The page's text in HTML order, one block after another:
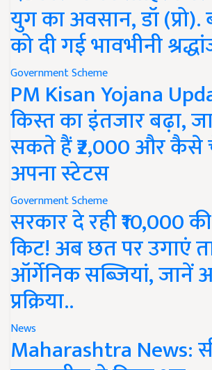
युग का अवसान, डॉ
को दी गई भावभीनी
Government Scheme
PM Kisan Yojana
किस्त का इंतजार बढ़ा,
सकते हैं ₹2,000 और
अपना स्टेटस
Government Scheme
सरकार दे रही ₹10,000
किट! अब छत पर उगाएं
ऑर्गेनिक सब्जियां, जानें
प्रक्रिया..
News
Maharashtra News: